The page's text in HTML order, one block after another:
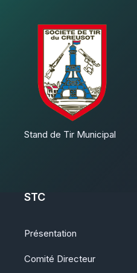
Stand de Tir Municipal
STC
Présentation
Comité Directeur